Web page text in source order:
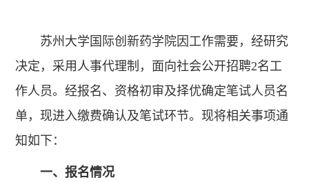
苏州大学国际创新药学院因工作需要，经研究
决定，采用人事代理制，面向社会公开招聘2名工
作人员。经报名、资格初审及择优确定笔试人员名
单，现进入缴费确认及笔试环节。现将相关事项通
知如下：
一、报名情况